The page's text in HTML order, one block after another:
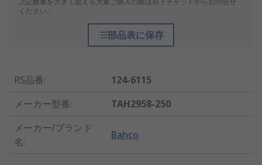
ください。
部品表に保存
RS品番:
124-6115
メーカー型番:
TAH2958-250
メーカー/ブランド
名:
Bahco